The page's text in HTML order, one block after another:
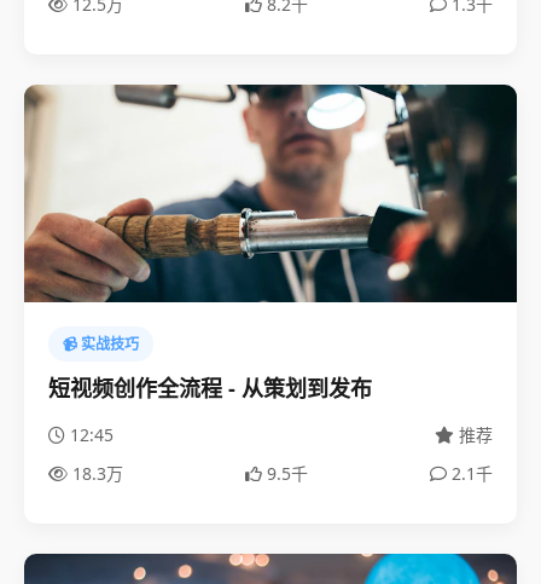
📹 实战技巧
短视频创作全流程 - 从策划到发布
12:45
推荐
18.3万
9.5千 2.1千